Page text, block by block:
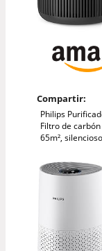
Compartir:
Philips
Filtro de
65m²,